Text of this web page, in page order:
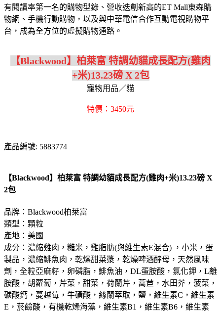
有閱讀率第一名的購物型錄、營收迭創新高的ET Mall東森購
物網、手機行動購物，以及與中華電信合作互動電視購物平
台，成為全方位的虛擬購物通路。
【Blackwood】柏萊富 特調幼貓成長配方(雞肉
+米)13.23磅 X 2包
寵物用品／貓
特價：3450元
產品編號: 5883774
【Blackwood】柏萊富 特調幼貓成長配方(雞肉+米)13.23磅 X
2包
品牌：Blackwood柏萊富
類型：顆粒
產地：美國
成分：濃縮雞肉，糙米，雞脂肪(與維生素E混合) ，小米，蛋
製品，濃縮鯡魚肉，乾燥甜菜漿，乾燥啤酒酵母，天然風味
劑，全粒亞麻籽，卵磷脂，鯡魚油，DL蛋胺酸，氯化鉀，L離
胺酸，胡蘿蔔，芹菜，甜菜，荷蘭芹，蒿苣，水田芥，菠菜，
碳酸鈣，蔓越莓，牛磺酸，絲蘭萃取，鹽，維生素C，維生素
E，菸鹼酸，有機乾燥海藻，維生素B1，維生素B6，維生素